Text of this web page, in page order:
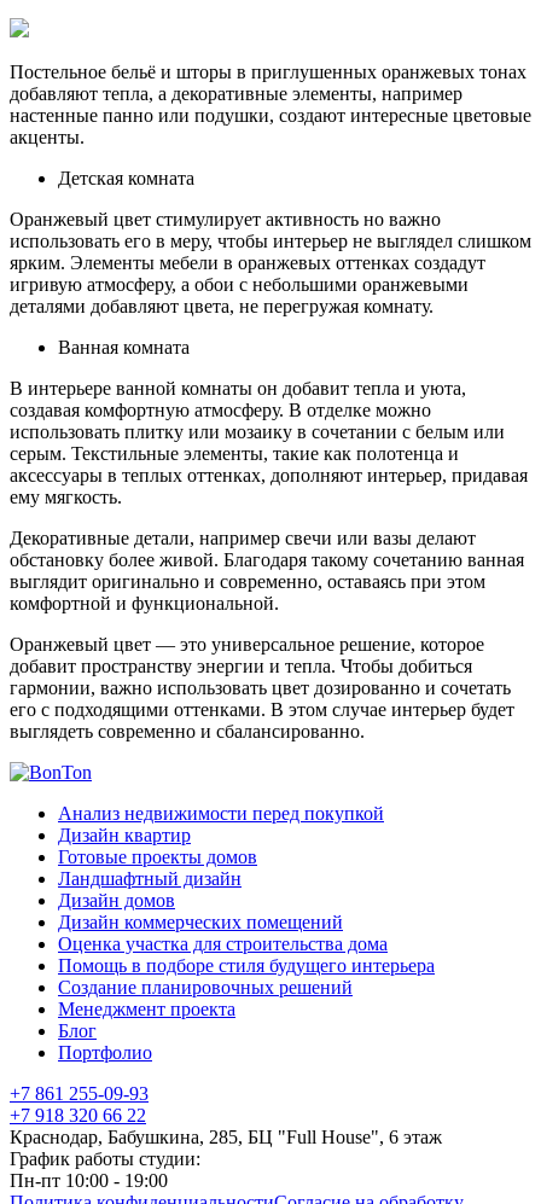
Постельное бельё и шторы в приглушенных оранжевых тонах
добавляют тепла, а декоративные элементы, например
настенные панно или подушки, создают интересные цветовые
акценты.
Детская комната
Оранжевый цвет стимулирует активность но важно
использовать его в меру, чтобы интерьер не выглядел слишком
ярким. Элементы мебели в оранжевых оттенках создадут
игривую атмосферу, а обои с небольшими оранжевыми
деталями добавляют цвета, не перегружая комнату.
Ванная комната
В интерьере ванной комнаты он добавит тепла и уюта,
создавая комфортную атмосферу. В отделке можно
использовать плитку или мозаику в сочетании с белым или
серым. Текстильные элементы, такие как полотенца и
аксессуары в теплых оттенках, дополняют интерьер, придавая
ему мягкость.
Декоративные детали, например свечи или вазы делают
обстановку более живой. Благодаря такому сочетанию ванная
выглядит оригинально и современно, оставаясь при этом
комфортной и функциональной.
Оранжевый цвет — это универсальное решение, которое
добавит пространству энергии и тепла. Чтобы добиться
гармонии, важно использовать цвет дозированно и сочетать
его с подходящими оттенками. В этом случае интерьер будет
выглядеть современно и сбалансированно.
Анализ недвижимости перед покупкой
Дизайн квартир
Готовые проекты домов
Ландшафтный дизайн
Дизайн домов
Дизайн коммерческих помещений
Оценка участка для строительства дома
Помощь в подборе стиля будущего интерьера
Создание планировочных решений
Менеджмент проекта
Блог
Портфолио
+7 861 255-09-93
+7 918 320 66 22
Краснодар, Бабушкина, 285, БЦ "Full House", 6 этаж
График работы студии:
Пн-пт 10:00 - 19:00